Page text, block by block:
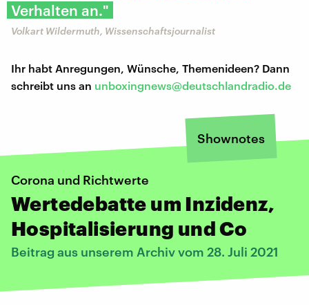
Verhalten an."
Volkart Wildermuth, Wissenschaftsjournalist
Ihr habt Anregungen, Wünsche, Themenideen? Dann
schreibt uns an unboxingnews@deutschlandradio.de
Shownotes
Corona und Richtwerte
Wertedebatte um Inzidenz,
Hospitalisierung und Co
Beitrag aus unserem Archiv vom 28. Juli 2021